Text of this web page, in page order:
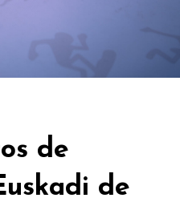
de
de